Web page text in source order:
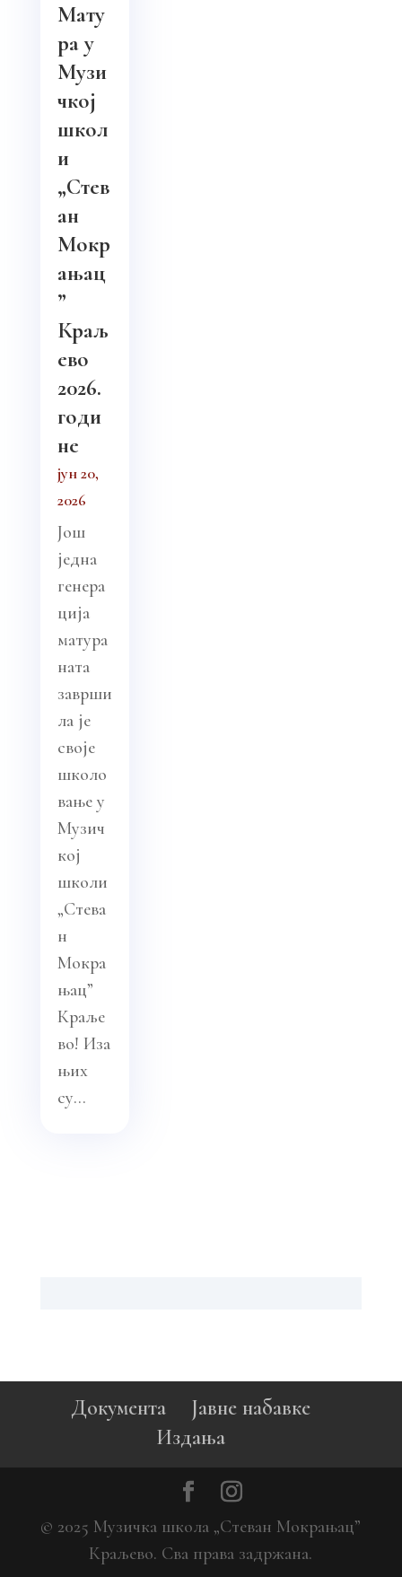
Мату
ра у
Музи
чкој
школ
и
„Стев
ан
Мокр
ањац
”
Краљ
ево
2026.
годи
не
јун 20,
2026
Још
једна
генера
ција
матура
ната
заврши
ла је
своје
школо
вање у
Музич
кој
школи
„Стева
н
Мокра
њац”
Краље
во! Иза
њих
су...
Документа
Јавне набавке
Издања
© 2025 Музичка школа „Стеван Мокрањац”
Краљево. Сва права задржана.